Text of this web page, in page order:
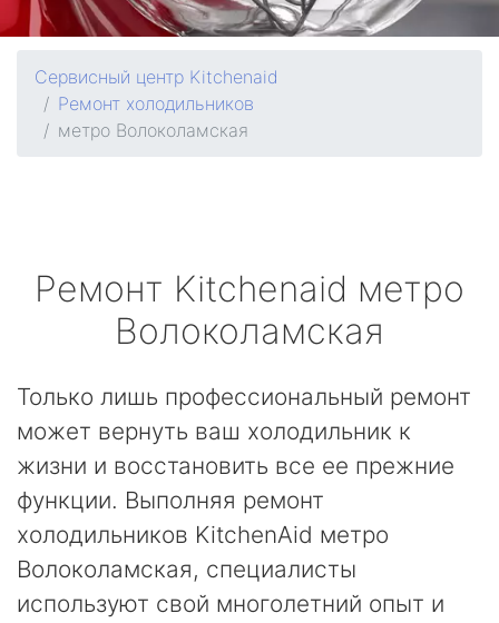
Сервисный центр Kitchenaid
Ремонт холодильников
метро Волоколамская
Ремонт Kitchenaid метро
Волоколамская
Только лишь профессиональный ремонт
может вернуть ваш холодильник к
жизни и восстановить все ее прежние
функции. Выполняя ремонт
холодильников KitchenAid метро
Волоколамская, специалисты
используют свой многолетний опыт и